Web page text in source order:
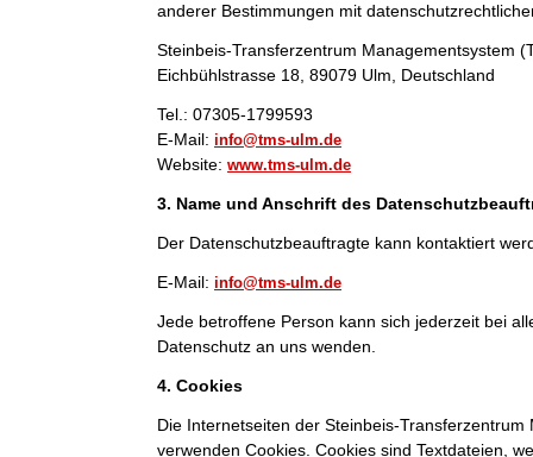
anderer Bestimmungen mit
Steinbeis-Transferzentrum Managementsystem
Eichbühlstrasse 18, 89079 Ulm, Deutschland
Tel.: 07305-1799593
E-Mail: info@tms-ulm.de
Website: www.tms-ulm.de
3. Name und Anschrift des
Der Datenschutzbeauftragte kann kontaktiert
E-Mail: info@tms-ulm.de
Jede betroffene Person kann sich jederzeit bei
Datenschutz an uns wenden.
4. Cookies
Die Internetseiten der Steinbeis-
verwenden Cookies. Cookies sind Textdateien,